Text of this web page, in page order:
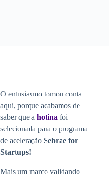
O entusiasmo tomou conta
aqui, porque acabamos de
saber que a hotina foi
selecionada para o programa
de aceleração Sebrae for
Startups!
Mais um marco validando